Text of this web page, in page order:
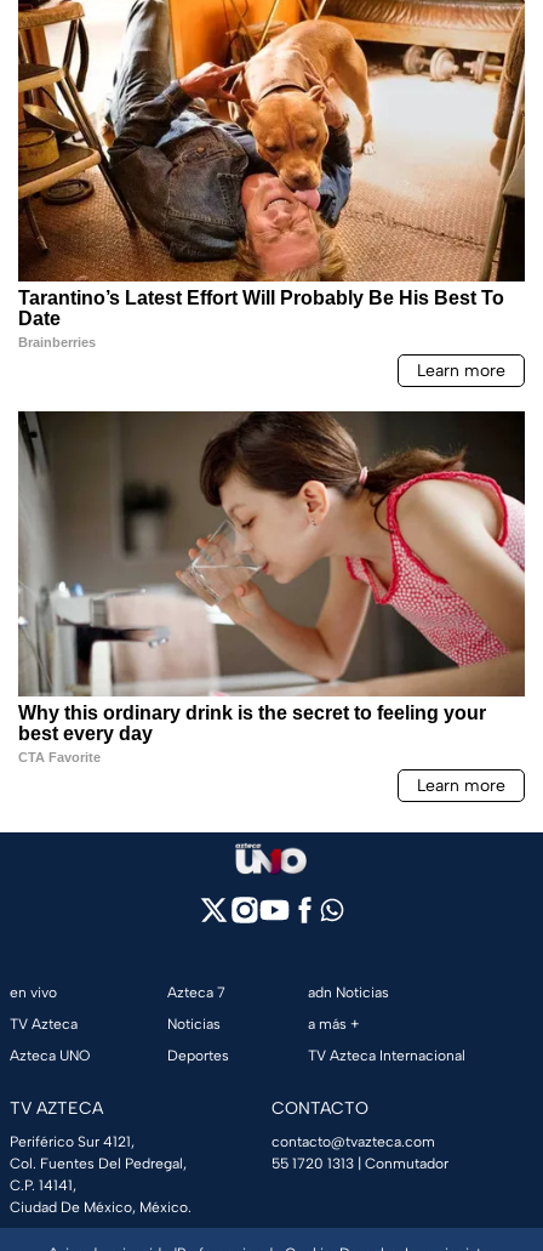
en vivo
TV Azteca
Azteca UNO
Azteca 7
Noticias
Deportes
adn Noticias
a más +
TV Azteca Internacional
TV AZTECA
Periférico Sur 4121,
Col. Fuentes Del Pedregal,
C.P. 14141,
Ciudad De México, México.
CONTACTO
contacto@tvazteca.com
55 1720 1313 | Conmutador